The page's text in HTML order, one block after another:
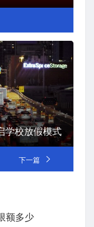
学校放假模式
下一篇
额多少